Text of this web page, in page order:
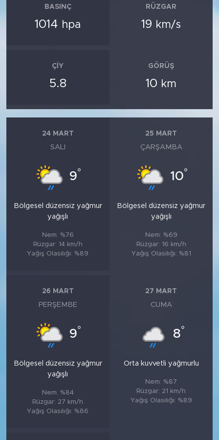
BASINÇ
1014 hpa
RÜZGAR
19 km/s
ÇIY
5.8
GÖRÜŞ
10 km
24 MART
SALI
9°
Bölgesel düzensiz yağmur
yağışlı
Nem: %76
Rüzgar: 14 km/h
Yağış Olasılığı: %89
25 MART
ÇARŞAMBA
10°
Bölgesel düzensiz yağmur
yağışlı
Nem: %69
Rüzgar: 16 km/h
Yağış Olasılığı: %81
26 MART
PERŞEMBE
9°
Bölgesel düzensiz yağmur
yağışlı
Nem: %84
Rüzgar: 27 km/h
Yağış Olasılığı: %86
27 MART
CUMA
8°
Orta kuvvetli yağmurlu
Nem: %87
Rüzgar: 21 km/h
Yağış Olasılığı: %89